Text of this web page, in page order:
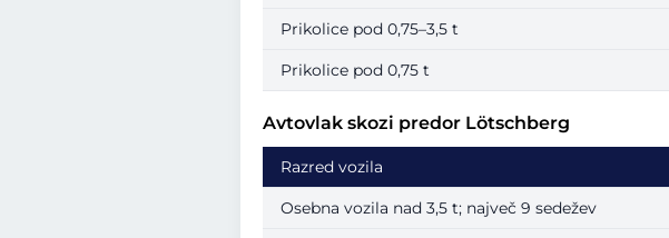
Prikolice pod 0,75–3,5 t
Prikolice pod 0,75 t
Avtovlak skozi predor Lötschberg
Razred vozila
Osebna vozila nad 3,5 t; največ 9 sedežev